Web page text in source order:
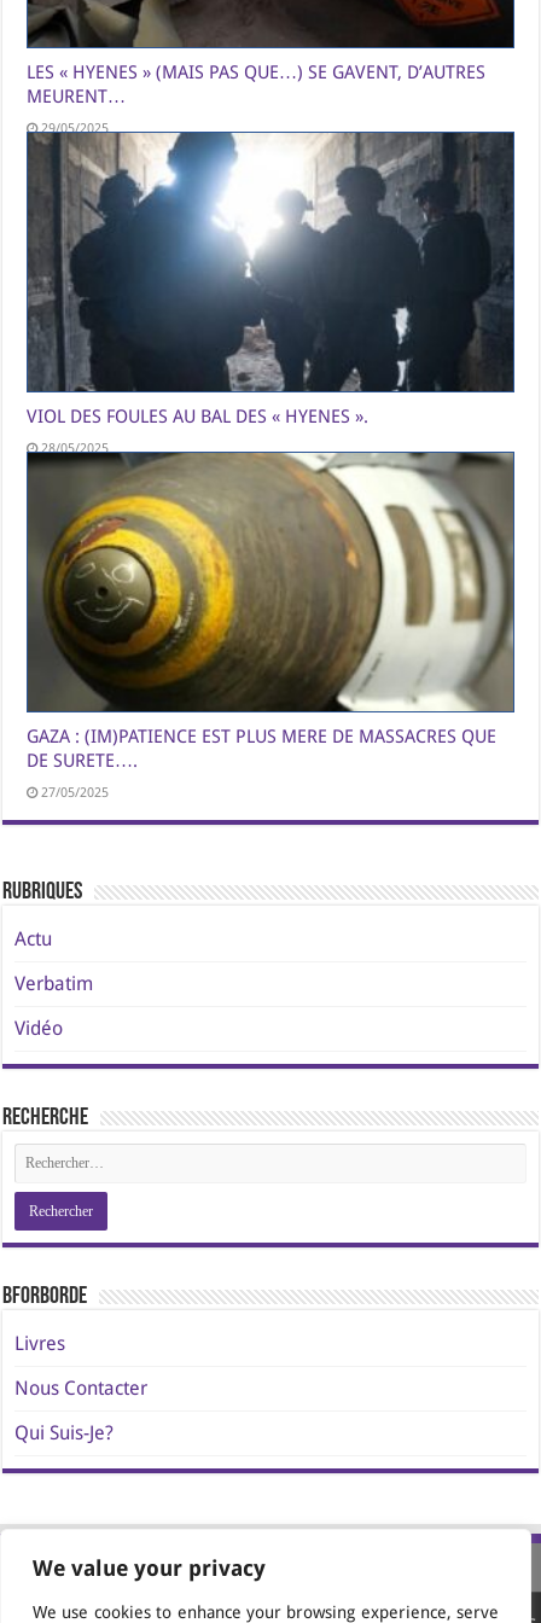
We value your privacy
We use cookies to enhance your browsing experience, serve
LES « HYENES » (MAIS PAS QUE…) SE GAVENT, D’AUTRES
MEURENT…
29/05/2025
VIOL DES FOULES AU BAL DES « HYENES ».
28/05/2025
GAZA : (IM)PATIENCE EST PLUS MERE DE MASSACRES QUE
DE SURETE….
27/05/2025
Rubriques
Actu
Verbatim
Vidéo
Recherche
BforBorde
Livres
Nous Contacter
Qui Suis-Je?